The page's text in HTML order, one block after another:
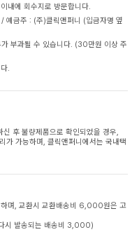
내에 회수지로 방문합니다.
금주 : (주)클릭앤퍼니 (입금자명 옆
부과될 수 있습니다. (30만원 이상 주
.
후 불량제품으로 확인되었을 경우,
가 가능하며, 클릭앤퍼니에서는 국내택
하며, 교환시 교환배송비 6,000원은 고
시 발송되는 배송비 3,000)